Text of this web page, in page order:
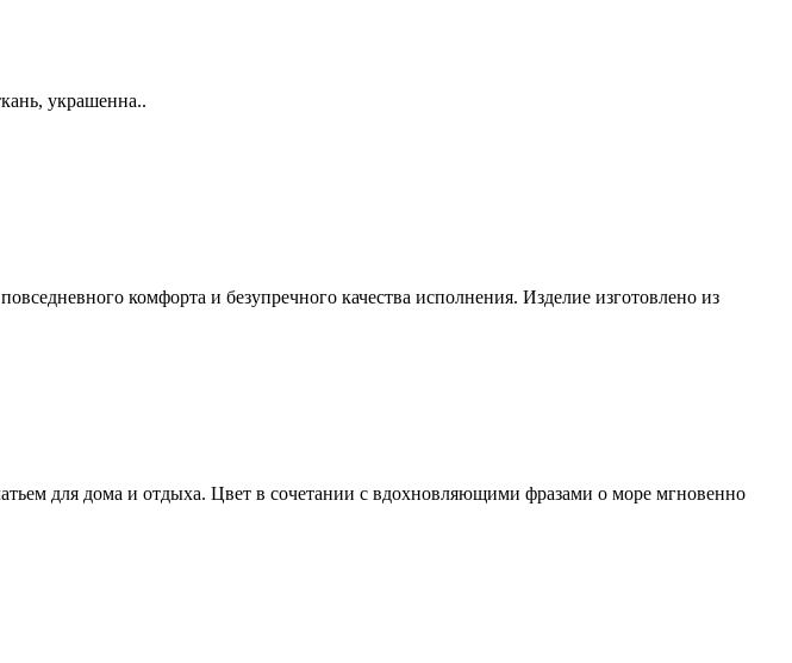
украшенна..
комфорта и безупречного качества исполнения. Изделие изготовлено из
для дома и отдыха. Цвет в сочетании с вдохновляющими фразами о море мгновенно